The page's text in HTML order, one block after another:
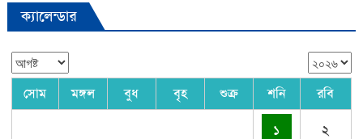
ক্যালেন্ডার
সোম মঙ্গল বুধ বৃহ শুক্র শনি রবি
১ ২